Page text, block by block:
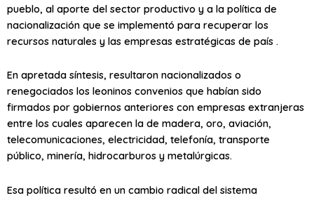
pueblo, al aporte del sector productivo y a la política de
nacionalización que se implementó para recuperar los
recursos naturales y las empresas estratégicas de país .
En apretada síntesis, resultaron nacionalizados o
renegociados los leoninos convenios que habían sido
firmados por gobiernos anteriores con empresas extranjeras
entre los cuales aparecen la de madera, oro, aviación,
telecomunicaciones, electricidad, telefonía, transporte
público, minería, hidrocarburos y metalúrgicas.
Esa política resultó en un cambio radical del sistema